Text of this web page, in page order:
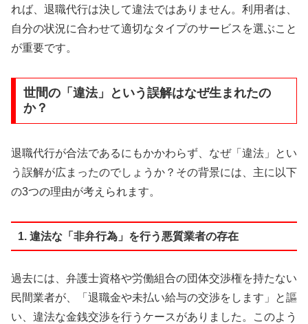
れば、退職代行は決して違法ではありません。利用者は、
自分の状況に合わせて適切なタイプのサービスを選ぶこと
が重要です。
世間の「違法」という誤解はなぜ生まれたの
か？
退職代行が合法であるにもかかわらず、なぜ「違法」とい
う誤解が広まったのでしょうか？その背景には、主に以下
の3つの理由が考えられます。
1. 違法な「非弁行為」を行う悪質業者の存在
過去には、弁護士資格や労働組合の団体交渉権を持たない
民間業者が、「退職金や未払い給与の交渉をします」と謳
い、違法な金銭交渉を行うケースがありました。このよう